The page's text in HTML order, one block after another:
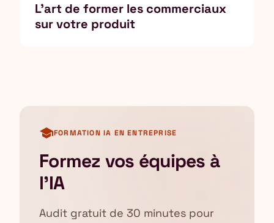
L'art de former les commerciaux
sur votre produit
schoolFORMATION IA EN ENTREPRISE
Formez vos équipes à
l'IA
Audit gratuit de 30 minutes pour